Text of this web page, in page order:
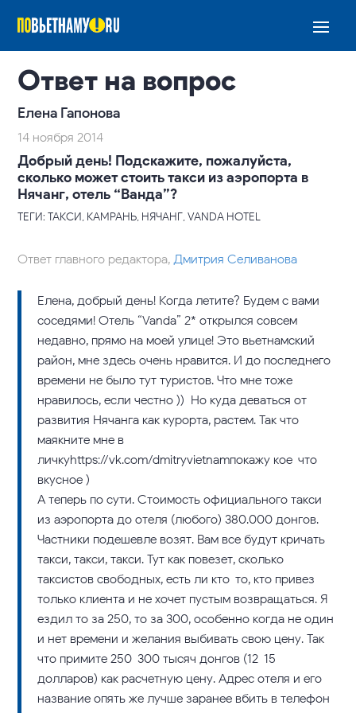
Ответ на вопрос
Елена Гапонова
14 ноября 2014
Добрый день! Подскажите, пожалуйста,
сколько может стоить такси из аэропорта в
Нячанг, отель “Ванда”?
ТЕГИ: ТАКСИ, КАМРАНЬ, НЯЧАНГ, VANDA HOTEL
Ответ главного редактора,Дмитрия Селиванова
Елена, добрый день! Когда летите? Будем с вами
соседями! Отель “Vanda” 2* открылся совсем
недавно, прямо на моей улице! Это вьетнамский
район, мне здесь очень нравится. И до последнего
времени не было тут туристов. Что мне тоже
нравилось, если честно )) Но куда деваться от
развития Нячанга как курорта, растем. Так что
маякните мне в
личкуhttps://vk.com/dmitryvietnamпокажу кое-что
вкусное )
А теперь по сути. Стоимость официального такси
из аэропорта до отеля (любого) 380.000 донгов.
Частники подешевле возят. Вам все будут кричать
такси, такси, такси. Тут как повезет, сколько
таксистов свободных, есть ли кто-то, кто привез
только клиента и не хочет пустым возвращаться. Я
ездил то за 250, то за 300, особенно когда не один
и нет времени и желания выбивать свою цену. Так
что примите 250-300 тысяч донгов (12-15
долларов) как расчетную цену. Адрес отеля и его
название опять же лучше заранее вбить в телефон